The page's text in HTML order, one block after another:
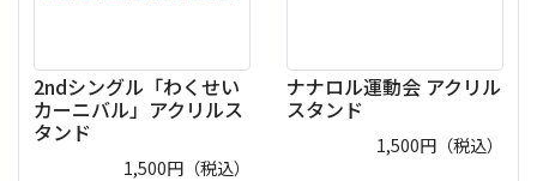
2ndシングル「わくせい
カーニバル」アクリルス
タンド
1,500円（税込）
ナナロル運動会 アクリル
スタンド
1,500円（税込）